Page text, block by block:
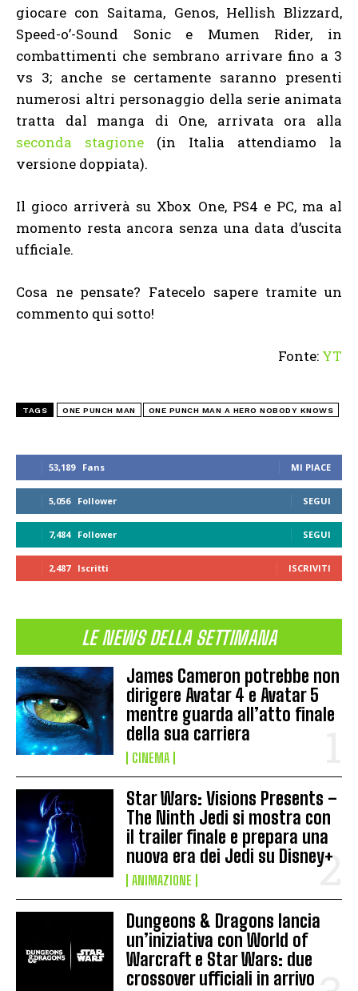
53,189 Fans MI PIACE
5,056 Follower SEGUI
7,484 Follower SEGUI
2,487 Iscritti ISCRIVITI
LE NEWS DELLA SETTIMANA
James Cameron potrebbe non
dirigere Avatar 4 e Avatar 5
mentre guarda all’atto finale
della sua carriera
CINEMA
Star Wars: Visions Presents –
The Ninth Jedi si mostra con
il trailer finale e prepara una
nuova era dei Jedi su Disney+
ANIMAZIONE
Dungeons & Dragons lancia
un’iniziativa con World of
Warcraft e Star Wars: due
crossover ufficiali in arrivo
giocare con Saitama, Genos, Hellish Blizzard,
Speed-o’-Sound Sonic e Mumen Rider, in
combattimenti che sembrano arrivare fino a 3
vs 3; anche se certamente saranno presenti
numerosi altri personaggio della serie animata
tratta dal manga di One, arrivata ora alla
seconda stagione (in Italia attendiamo la
versione doppiata).
Il gioco arriverà su Xbox One, PS4 e PC, ma al
momento resta ancora senza una data d’uscita
ufficiale.
Cosa ne pensate? Fatecelo sapere tramite un
commento qui sotto!
Fonte: YT
TAGS ONE PUNCH MAN ONE PUNCH MAN A HERO NOBODY KNOWS